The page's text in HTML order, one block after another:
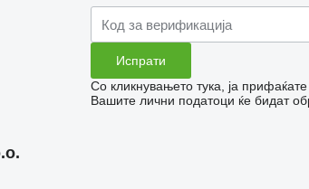
Со кликнувањето тука, ја
Вашите лични податоци ќе бидат